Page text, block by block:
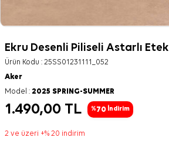
Ekru Desenli Piliseli Astarlı Etek
Ürün Kodu : 25SS01231111_052
Aker
Model : 2025 SPRING-SUMMER
1.490,00 TL %70 İndirim
2 ve üzeri +% 20 indirim